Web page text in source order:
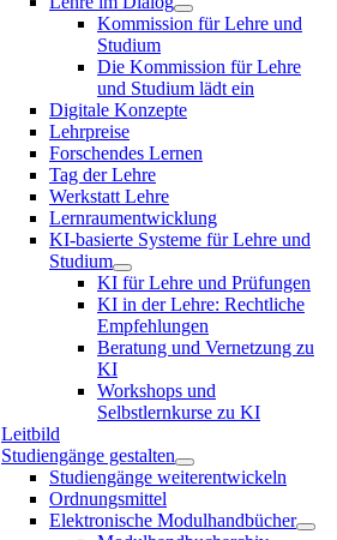
Kommission für Lehre und
Studium
Die Kommission für Lehre
und Studium lädt ein
Digitale Konzepte
Lehrpreise
Forschendes Lernen
Tag der Lehre
Werkstatt Lehre
Lernraumentwicklung
KI-basierte Systeme für Lehre und
Studium
KI für Lehre und Prüfungen
KI in der Lehre: Rechtliche
Empfehlungen
Beratung und Vernetzung zu
KI
Workshops und
Selbstlernkurse zu KI
Leitbild
Studiengänge gestalten
Studiengänge weiterentwickeln
Ordnungsmittel
Elektronische Modulhandbücher